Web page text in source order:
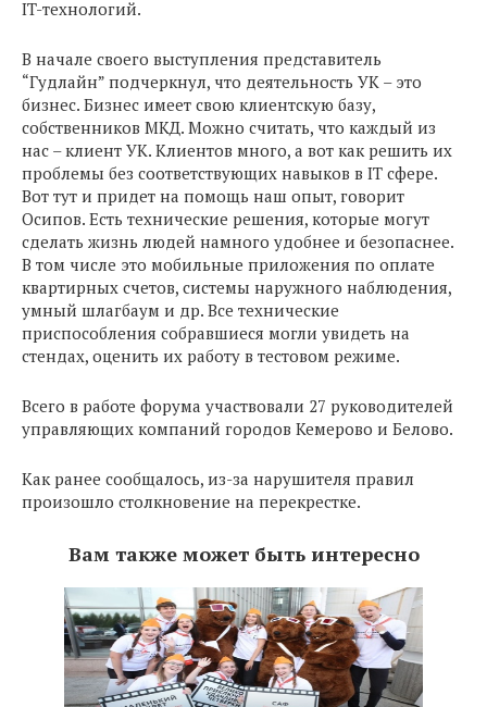
IT-технологий.
В начале своего выступления представитель
“Гудлайн” подчеркнул, что деятельность УК – это
бизнес. Бизнес имеет свою клиентскую базу,
собственников МКД. Можно считать, что каждый из
нас – клиент УК. Клиентов много, а вот как решить их
проблемы без соответствующих навыков в IT сфере.
Вот тут и придет на помощь наш опыт, говорит
Осипов. Есть технические решения, которые могут
сделать жизнь людей намного удобнее и безопаснее.
В том числе это мобильные приложения по оплате
квартирных счетов, системы наружного наблюдения,
умный шлагбаум и др. Все технические
приспособления собравшиеся могли увидеть на
стендах, оценить их работу в тестовом режиме.
Всего в работе форума участвовали 27 руководителей
управляющих компаний городов Кемерово и Белово.
Как ранее сообщалось, из-за нарушителя правил
произошло столкновение на перекрестке.
Вам также может быть интересно